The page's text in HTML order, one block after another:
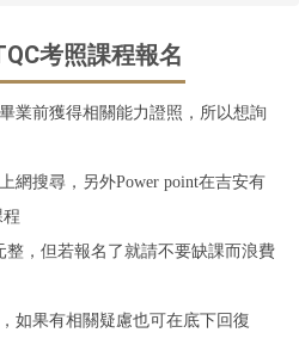
考照課程報名
業前獲得相關能力證照，所以想詢
網搜尋，另外Power point在吉安有
程
整，但若報名了就請不要缺課而浪費
如果有相關疑慮也可在底下回復